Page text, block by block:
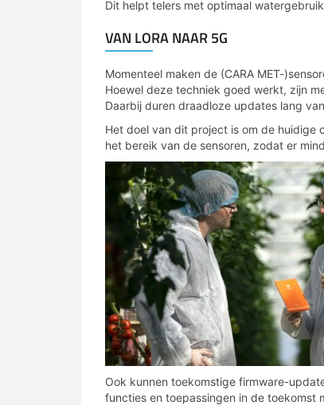
Dit helpt telers met optimaal
VAN LORA NAAR 5G
Momenteel maken de (CARA MET-
Hoewel deze techniek goed werkt, zijn
Daarbij duren draadloze updates lang
Het doel van dit project is om de huidige
het bereik van de sensoren, zodat er
Ook kunnen toekomstige firmware-
functies en toepassingen in de toekomst